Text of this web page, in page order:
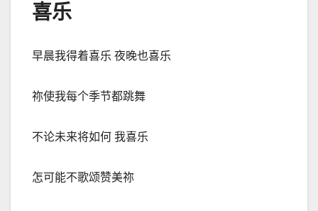
喜乐
早晨我得着喜乐 夜晚也喜乐
祢使我每个季节都跳舞
不论未来将如何 我喜乐
怎可能不歌颂赞美祢